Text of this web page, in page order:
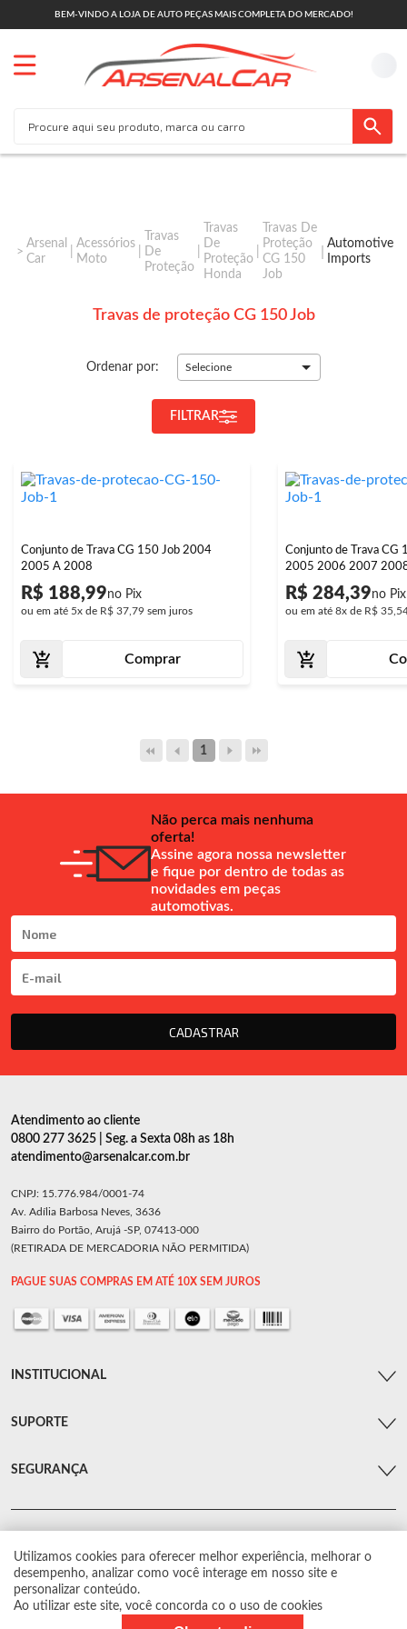
BEM-VINDO A LOJA DE AUTO PEÇAS MAIS COMPLETA DO MERCADO!
Arsenal
Car
Acessórios
Moto
Travas
De
Proteção
Travas
De
Proteção
Honda
Travas De
Proteção
CG 150
Job
Automotive
Imports
Travas de proteção CG 150 Job
Ordenar por: Selecione
FILTRAR
Conjunto de Trava CG 150 Job 2004
2005 A 2008
R$ 188,99
ou em até 5x de R$ 37,79 sem juros
Comprar
Conjunto de Trava CG
2005 2006 2007
R$ 284,39
ou em até 8x de R$
1
Não perca mais nenhuma
oferta!
Assine agora nossa newsletter
e fique por dentro de todas as
novidades em peças
automotivas.
CADASTRAR
Utilizamos cookies para oferecer melhor experiência, melhorar o
desempenho, analizar como você interage em nosso site e
personalizar conteúdo.
Ao utilizar este site, você concorda co o uso de cookies
Atendimento ao cliente
0800 277 3625 | Seg. a Sexta 08h as 18h
atendimento@arsenalcar.com.br
CNPJ: 15.776.984/0001-74
Av. Adília Barbosa Neves, 3636
Bairro do Portão, Arujá -SP, 07413-000
(RETIRADA DE MERCADORIA NÃO PERMITIDA)
PAGUE SUAS COMPRAS EM ATÉ 10X SEM JUROS
INSTITUCIONAL
SUPORTE
SEGURANÇA
© Arsenal Car. Todos os direitos reservados.
Proibida reprodução total ou parcial. Preços e estoque sujeito a alterações sem
aviso prévio.